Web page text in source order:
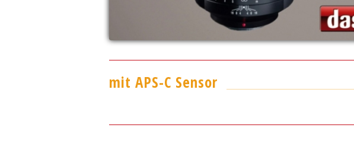
mit APS-C Sensor